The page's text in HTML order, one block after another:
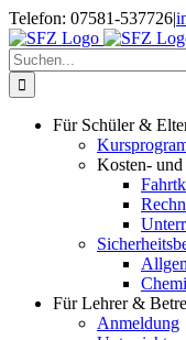
Zum
Inhalt
springen
Telefon: 07581-537726|
Suche
nach:
Für Schüler &
Kosten-
Für Lehrer &
Anmeldung